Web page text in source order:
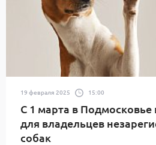
19 февраля 2025 15:00
С 1 марта в
для владельцев
собак